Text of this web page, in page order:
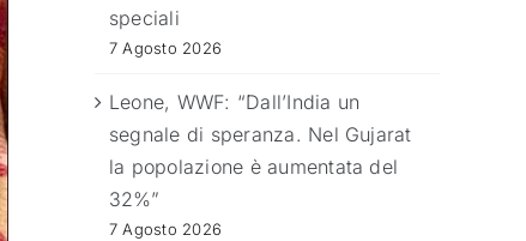
speciali
7 Agosto 2026
Leone, WWF: “Dall’India un
segnale di speranza. Nel Gujarat
la popolazione è aumentata del
32%”
7 Agosto 2026